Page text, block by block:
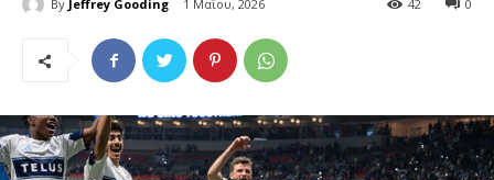
By Jeffrey Gooding 1 Μαΐου, 2026 0
42